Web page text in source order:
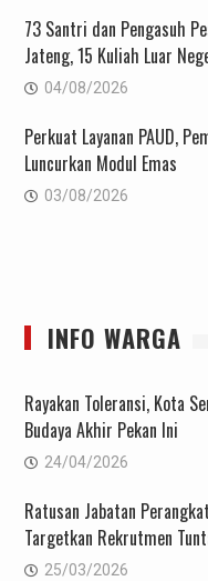
73 Santri dan Pengasuh
Jateng, 15 Kuliah Luar
04/08/2026
Perkuat Layanan PAUD,
Luncurkan Modul Emas
03/08/2026
INFO WARGA
Rayakan Toleransi, Kota
Budaya Akhir Pekan Ini
24/04/2026
Ratusan Jabatan
Targetkan Rekrutmen
25/03/2026